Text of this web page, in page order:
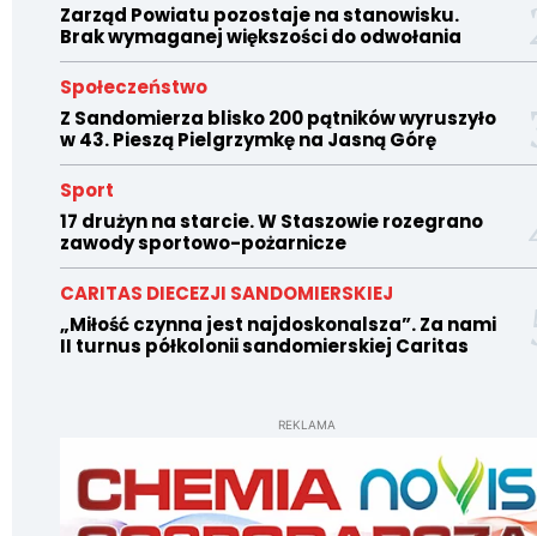
Zarząd Powiatu pozostaje na stanowisku.
Brak wymaganej większości do odwołania
Społeczeństwo
Z Sandomierza blisko 200 pątników wyruszyło
w 43. Pieszą Pielgrzymkę na Jasną Górę
Sport
17 drużyn na starcie. W Staszowie rozegrano
zawody sportowo-pożarnicze
CARITAS DIECEZJI SANDOMIERSKIEJ
„Miłość czynna jest najdoskonalsza”. Za nami
II turnus półkolonii sandomierskiej Caritas
REKLAMA